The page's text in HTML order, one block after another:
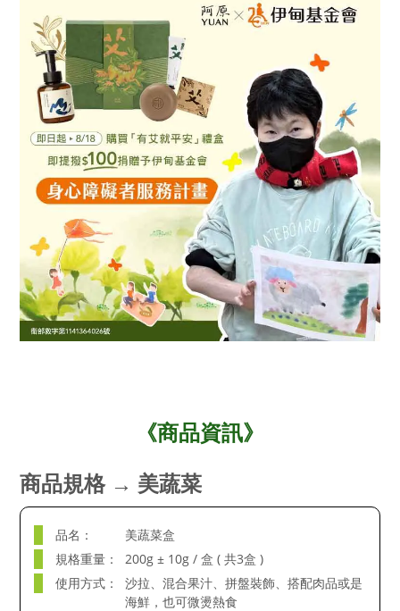
《商品資訊》
商品規格 → 美蔬菜
品名：
美蔬菜盒
規格重量：
200g ± 10g / 盒 ( 共3盒 )
使用方式：
沙拉、混合果汁、拼盤裝飾、搭配肉品或是
海鮮，也可微燙熱食